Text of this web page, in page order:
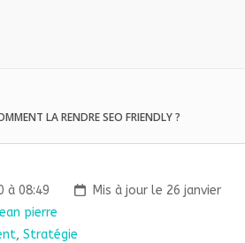
LA RENDRE SEO FRIENDLY ?
à 08:49
Mis à jour le 26 janvier
pierre
, Stratégie